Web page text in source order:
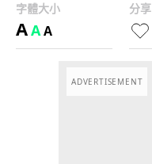
字體大小
AAA
分享
ADVERTISEMENT